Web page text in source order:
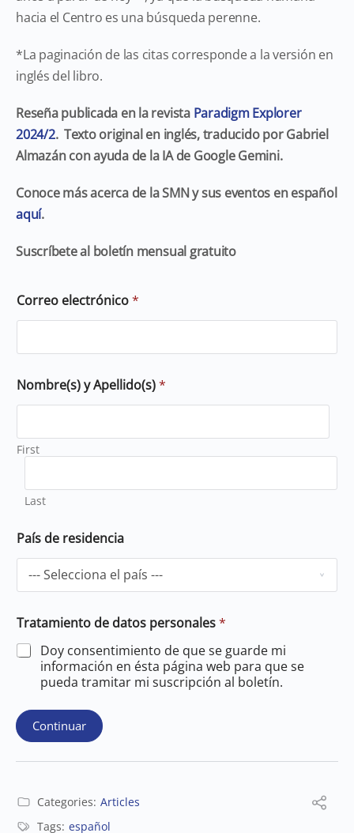
hacia el Centro es una búsqueda perenne.
*La paginación de las citas corresponde a la versión en
inglés del libro.
Reseña publicada en la revista Paradigm Explorer
2024/2. Texto original en inglés, traducido por Gabriel
Almazán con ayuda de la IA de Google Gemini.
Conoce más acerca de la SMN y sus eventos en español
aquí.
Suscríbete al boletín mensual gratuito
Correo electrónico*
Nombre(s) y Apellido(s)*
First
Last
País de residencia
Tratamiento de datos personales*
Doy consentimiento de que se guarde mi
información en ésta página web para que se
pueda tramitar mi suscripción al boletín.
Continuar
Categories: Articles
Tags: español